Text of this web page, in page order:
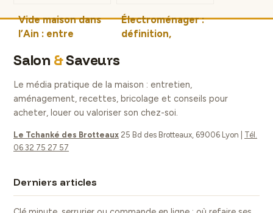
Vide maison dans
l’Ain : entre
personnelle et
professionnels,
quelle stratégie
choisir ?
Électroménager :
définition,
durable
Salon &Saveurs
Le média pratique de la maison : entretien,
aménagement, recettes, bricolage et conseils pour
acheter, louer ou valoriser son chez-soi.
Le Tchanké des Brotteaux 25 Bd des Brotteaux, 69006 Lyon
Tél.
06 32 75 27 57
Derniers articles